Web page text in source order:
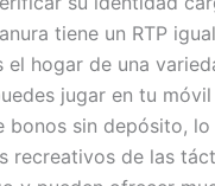
tiene un RTP
el hogar de una
jugar en tu
bonos sin depósito,
recreativos de las